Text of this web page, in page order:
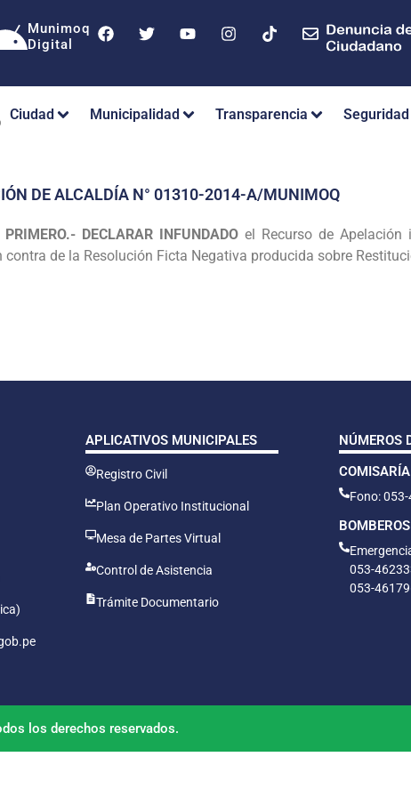
Munimoq
Digital
Ciudad Municipalidad Transparencia Seguridad
DE ALCALDÍA N° 01310-2014-A/MUNIMOQ
DECLARAR INFUNDADO el Recurso de Apelación
contra de la Resolución Ficta Negativa producida sobre
APLICATIVOS MUNICIPALES
Registro Civil
Plan Operativo Institucional
Mesa de Partes Virtual
Control de Asistencia
Trámite Documentario
NÚMEROS
Fono:
BOMBEROS
053-
053-
los derechos reservados.